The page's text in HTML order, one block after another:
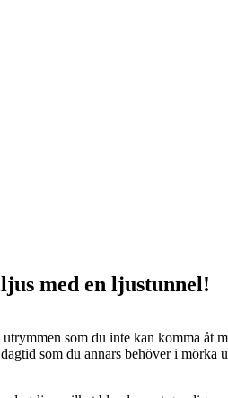
med en ljustunnel!
som du inte kan komma åt
som du annars behöver i mörka